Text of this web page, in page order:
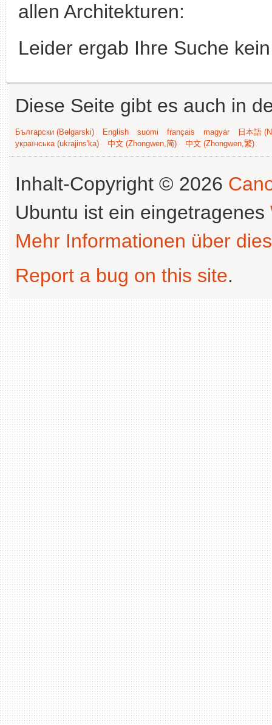
allen Architekturen:
Leider ergab Ihre Suche
Diese Seite gibt es auch in
Български (Bəlgarski) English suomi français magyar
日本語
українська (ukrajins'ka)
中文 (Zhongwen,简) 中文 (Zhongwen,繁)
Inhalt-Copyright © 2026
Ubuntu ist ein eingetragenes
Mehr Informationen über
Report a bug on this site.